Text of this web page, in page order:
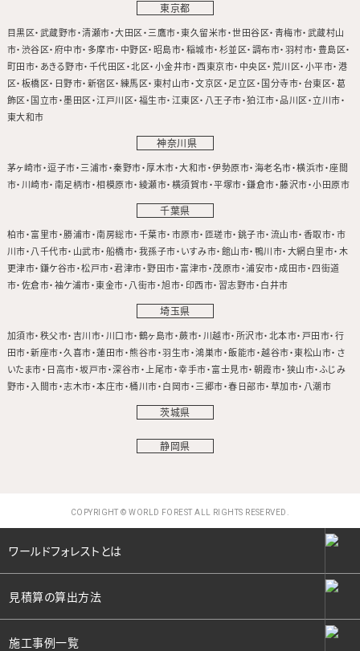
東京都
目黒区 武蔵野市 清瀬市 大田区 三鷹市 東久留米市 世田谷区 青梅市 武蔵村山
市 渋谷区 府中市 多摩市 中野区 昭島市 稲城市 杉並区 調布市 羽村市 豊島区
町田市 あきる野市 千代田区 北区 小金井市 西東京市 中央区 荒川区 小平市 港
区 板橋区 日野市 新宿区 練馬区 東村山市 文京区 足立区 国分寺市 台東区 葛
飾区 国立市 墨田区 江戸川区 福生市 江東区 八王子市 狛江市 品川区 立川市
東大和市
神奈川県
茅ヶ崎市 逗子市 三浦市 秦野市 厚木市 大和市 伊勢原市 海老名市 横浜市 座間
市 川崎市 南足柄市 相模原市 綾瀬市 横須賀市 平塚市 鎌倉市 藤沢市 小田原市
千葉県
柏市 富里市 勝浦市 南房総市 千葉市 市原市 匝瑳市 銚子市 流山市 香取市 市
川市 八千代市 山武市 船橋市 我孫子市 いすみ市 館山市 鴨川市 大網白里市 木
更津市 鎌ケ谷市 松戸市 君津市 野田市 富津市 茂原市 浦安市 成田市 四街道
市 佐倉市 袖ケ浦市 東金市 八街市 旭市 印西市 習志野市 白井市
埼玉県
加須市 秩父市 吉川市 川口市 鶴ヶ島市 蕨市 川越市 所沢市 北本市 戸田市 行
田市 新座市 久喜市 蓮田市 熊谷市 羽生市 鴻巣市 飯能市 越谷市 東松山市 さ
いたま市 日高市 坂戸市 深谷市 上尾市 幸手市 富士見市 朝霞市 狭山市 ふじみ
野市 入間市 志木市 本庄市 桶川市 白岡市 三郷市 春日部市 草加市 八潮市
茨城県
静岡県
COPYRIGHT © WORLD FOREST ALL RIGHTS RESERVED.
ワールドフォレストとは
見積算の算出方法
施工事例一覧